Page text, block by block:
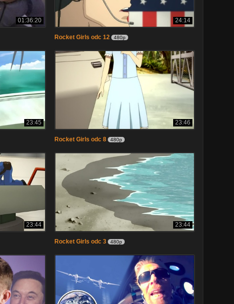
01:36:20 24:14
Rocket Girls odc 12 480p
23:45 23:46
Rocket Girls odc 8 480p
23:44 23:44
Rocket Girls odc 3 480p